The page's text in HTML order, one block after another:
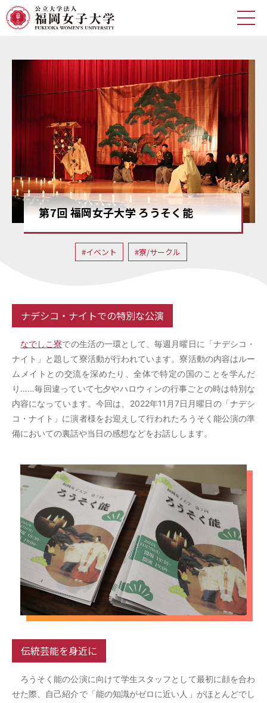
HOME
記事一覧
福岡女子大学公式サイト
国際教養学科
環境科学科
食・健康学科
研究
体験的学習
海外経験
就職支援
イベント
寮/サークル
100周年
BLOOM
Facebook
Twitter
YouTube
第7回 福岡女子大学 ろうそく能
#イベント #寮/サークル
ナデシコ・ナイトでの特別な公演
なでしこ寮での生活の一環として、毎週月曜日に「ナデシコ・
ナイト」と題して寮活動が行われています。寮活動の内容はルー
ムメイトとの交流を深めたり、全体で特定の国のことを学んだ
り……毎回違っていて七夕やハロウィンの行事ごとの時は特別な
内容になっています。今回は、2022年11月7日月曜日の「ナデシ
コ・ナイト」に演者様をお迎えして行われたろうそく能公演の準
備においての裏話や当日の感想などをお話しします。
伝統芸能を身近に
ろうそく能の公演に向けて学生スタッフとして最初に顔を合わ
せた際、自己紹介で「能の知識がゼロに近い人」がほとんどでし